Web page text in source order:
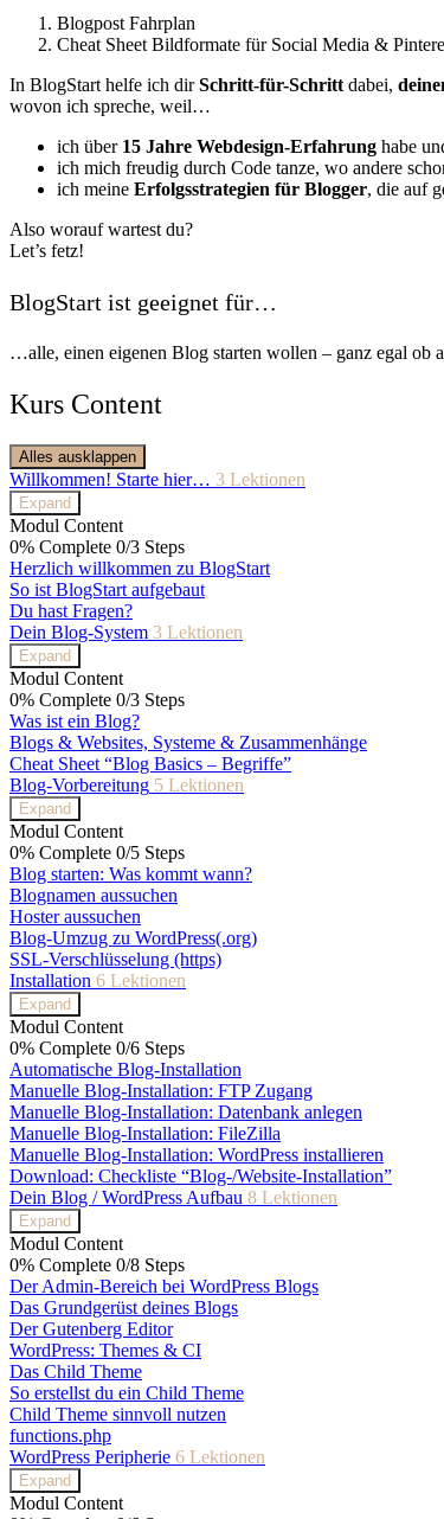
Blogpost Fahrplan
Cheat Sheet Bildformate für Social Media &
In BlogStart helfe ich dirSchritt-für-Schritt dabei,
wovon ich spreche, weil…
ich über 15 Jahre Webdesign-Erfahrung habe
ich mich freudig durch Code tanze, wo andere
ich meine Erfolgsstrategien für Blogger, die auf
Also worauf wartest du?
Let’s fetz!
BlogStart ist geeignet für…
…alle, einen eigenen Blog starten wollen – ganz egal ob
Kurs Content
Alles ausklappen
Willkommen! Starte hier… 3 Lektionen
Expand
Modul Content
0% Complete 0/3 Steps
Herzlich willkommen zu BlogStart
So ist BlogStart aufgebaut
Du hast Fragen?
Dein Blog-System 3 Lektionen
Expand
Modul Content
0% Complete 0/3 Steps
Was ist ein Blog?
Blogs & Websites, Systeme & Zusammenhänge
Cheat Sheet “Blog Basics – Begriffe”
Blog-Vorbereitung 5 Lektionen
Expand
Modul Content
0% Complete 0/5 Steps
Blog starten: Was kommt wann?
Blognamen aussuchen
Hoster aussuchen
Blog-Umzug zu WordPress(.org)
SSL-Verschlüsselung (https)
Installation 6 Lektionen
Expand
Modul Content
0% Complete 0/6 Steps
Automatische Blog-Installation
Manuelle Blog-Installation: FTP Zugang
Manuelle Blog-Installation: Datenbank anlegen
Manuelle Blog-Installation: FileZilla
Manuelle Blog-Installation: WordPress installieren
Download: Checkliste “Blog-/Website-Installation”
Dein Blog / WordPress Aufbau 8 Lektionen
Expand
Modul Content
0% Complete 0/8 Steps
Der Admin-Bereich bei WordPress Blogs
Das Grundgerüst deines Blogs
Der Gutenberg Editor
WordPress: Themes & CI
Das Child Theme
So erstellst du ein Child Theme
Child Theme sinnvoll nutzen
functions.php
WordPress Peripherie 6 Lektionen
Expand
Modul Content